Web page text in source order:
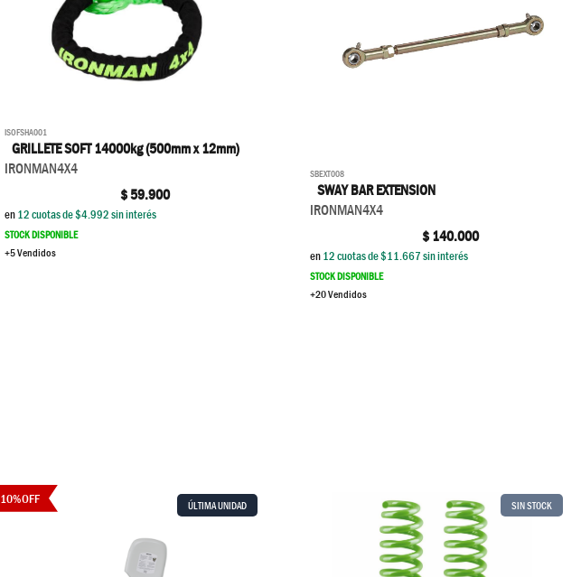
ISOFSHA001
GRILLETE SOFT 14000kg (500mm x 12mm)
IRONMAN4X4
$59.900
en12cuotas de $4.992sin interés
STOCK DISPONIBLE
+5 Vendidos
SBEXT008
SWAY BAR EXTENSION
IRONMAN4X4
$140.000
en12cuotas de $11.667sin interés
STOCK DISPONIBLE
+20 Vendidos
10%OFF ÚLTIMA UNIDAD SIN STOCK